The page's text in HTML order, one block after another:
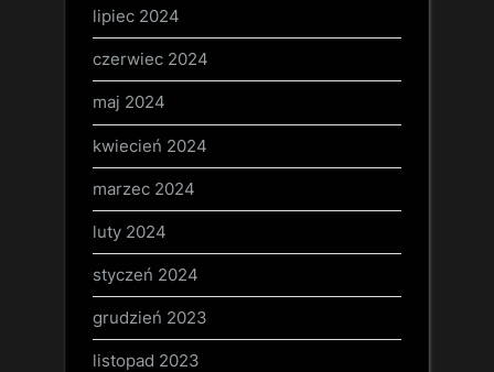
lipiec 2024
czerwiec 2024
maj 2024
kwiecień 2024
marzec 2024
luty 2024
styczeń 2024
grudzień 2023
listopad 2023